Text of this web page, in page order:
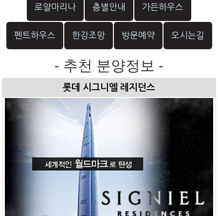
로얄마리나 층별안내 가든하우스
펜트하우스 한강조망 방문예약 오시는길
- 추천 분양정보 -
롯데 시그니엘 레지던스